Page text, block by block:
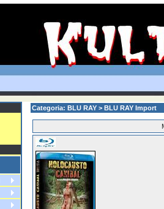
Categoria: BLU RAY > BLU RAY Import